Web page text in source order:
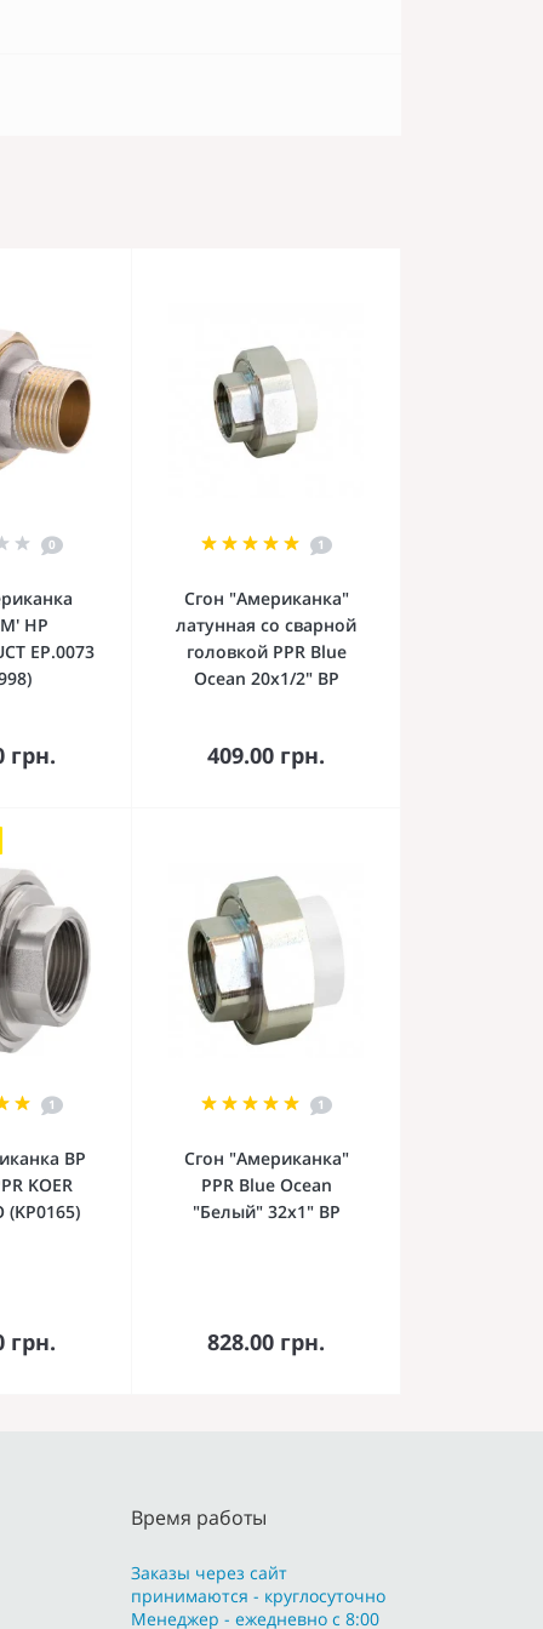
0
НР
EP.0073
грн.
1
Сгон "Американка"
латунная со сварной
головкой PPR Blue
Ocean 20х1/2" ВР
409.00 грн.
В корзину
1
ВР
KOER
(KP0165)
грн.
1
Сгон "Американка"
PPR Blue Ocean
"Белый" 32х1" ВР
828.00 грн.
В корзину
Время работы
Заказы через сайт
принимаются - круглосуточно
Менеджер - ежедневно с 8:00